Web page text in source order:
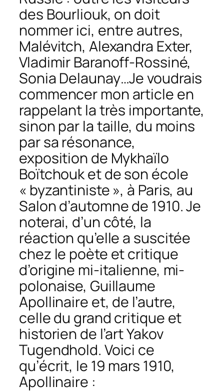
des Bourliouk, on doit
nommer ici, entre autres,
Malévitch, Alexandra Exter,
Vladimir Baranoff-Rossiné,
Sonia Delaunay…Je voudrais
commencer mon article en
rappelant la très importante,
sinon par la taille, du moins
par sa résonance,
exposition de Mykhaïlo
Boïtchouk et de son école
« byzantiniste », à Paris, au
Salon d’automne de 1910. Je
noterai, d’un côté, la
réaction qu’elle a suscitée
chez le poète et critique
d’origine mi-italienne, mi-
polonaise, Guillaume
Apollinaire et, de l’autre,
celle du grand critique et
historien de l’art Yakov
Tugendhold. Voici ce
qu’écrit, le 19 mars 1910,
Apollinaire :